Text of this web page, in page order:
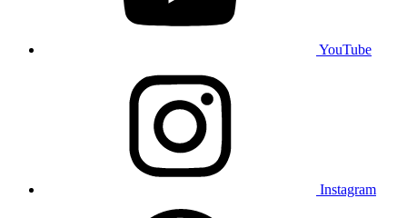
YouTube
Instagram